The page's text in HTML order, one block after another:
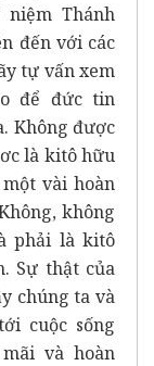
niệm Thánh
đến với các
tự vấn xem
để đức tin
Không được
là kitô hữu
vài hoàn
không
phải là kitô
Sự thật của
chúng ta và
cuộc sống
và hoàn